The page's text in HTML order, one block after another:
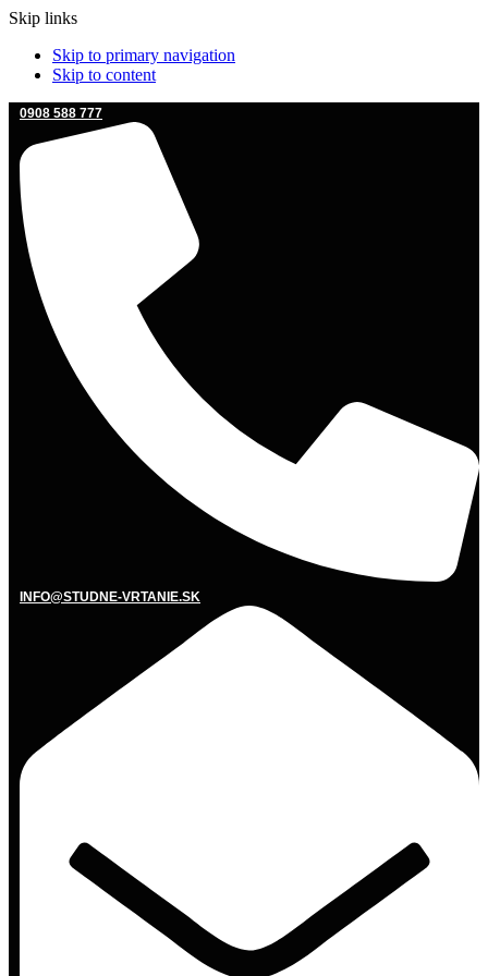
Skip links
Skip to primary navigation
Skip to content
0908 588 777
INFO@STUDNE-VRTANIE.SK